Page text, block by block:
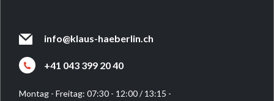
info@klaus-haeberlin.ch
+41 043 399 20 40
Montag - Freitag: 07:30 - 12:00 / 13:15 -